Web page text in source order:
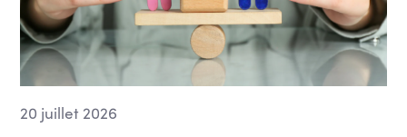
20 juillet 2026